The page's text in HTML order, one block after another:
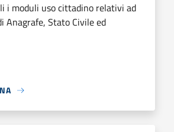
i moduli uso cittadino relativi ad
Anagrafe, Stato Civile ed